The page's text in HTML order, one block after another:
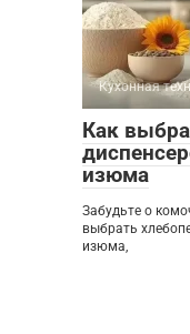
Кухонная
Как
изюма
Забудьте о
выбрать
изюма,